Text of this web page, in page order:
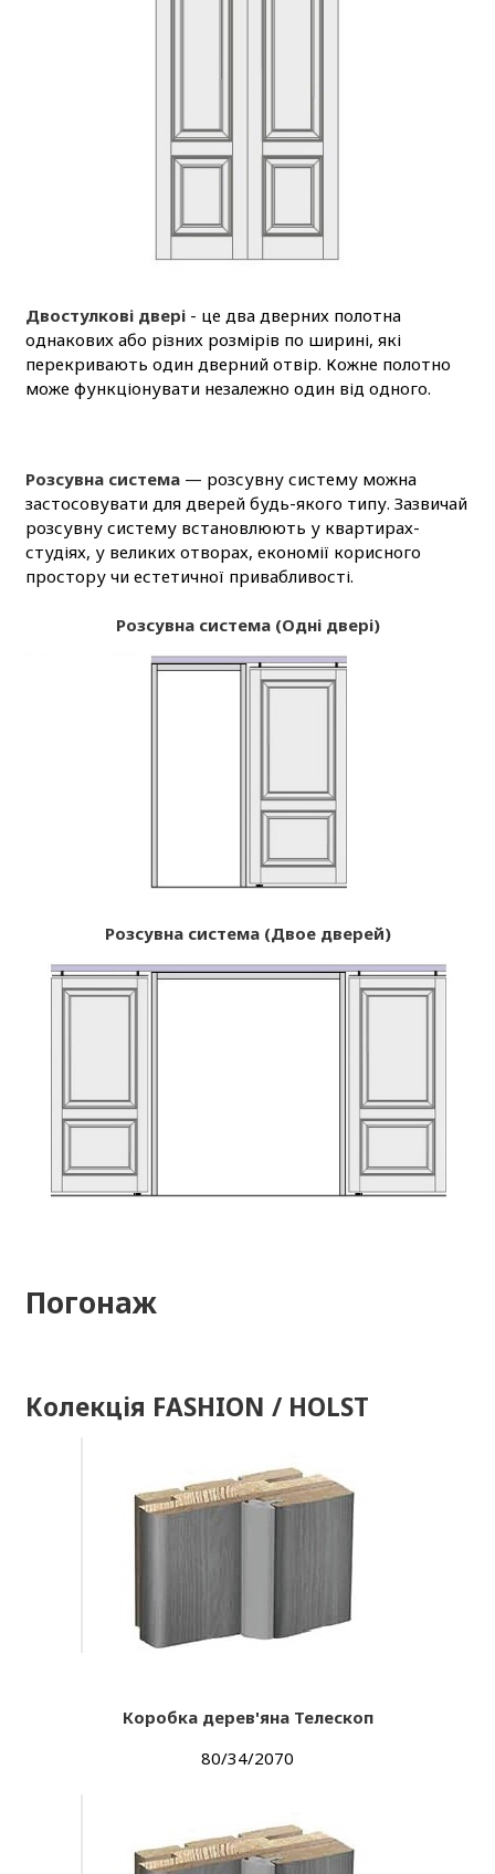
Двостулкові двері - це два дверних полотна
однакових або різних розмірів по ширині, які
перекривають один дверний отвір. Кожне полотно
може функціонувати незалежно один від одного.
Розсувна система— розсувну систему можна
застосовувати для дверей будь-якого типу. Зазвичай
розсувну систему встановлюють у квартирах-
студіях, у великих отворах, економії корисного
простору чи естетичної привабливості.
Розсувна система (Одні двері)
Розсувна система (Двое дверей)
Погонаж
Колекція FASHION / HOLST
Коробка дерев'яна Телескоп
80/34/2070